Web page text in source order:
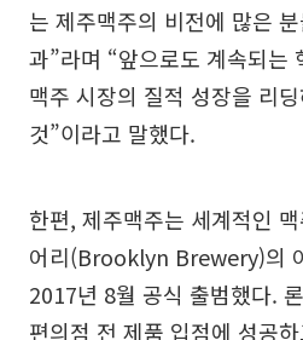
는 제주맥주의 비전에 많은
과”라며 “앞으로도 계속되는
맥주 시장의 질적 성장을 리
것”이라고 말했다.
한편, 제주맥주는 세계적인
어리(Brooklyn Brewery)의
2017년 8월 공식 출범했다.
편의점 전 제품 입점에 성공